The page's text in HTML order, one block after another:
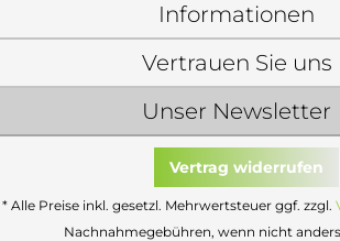
Informationen
Unser Newsletter
Vertrauen Sie uns
Vertrag widerrufen
* Alle Preise inkl. gesetzl. Mehrwertsteuer ggf. zzgl.
Nachnahmegebühren, wenn nicht